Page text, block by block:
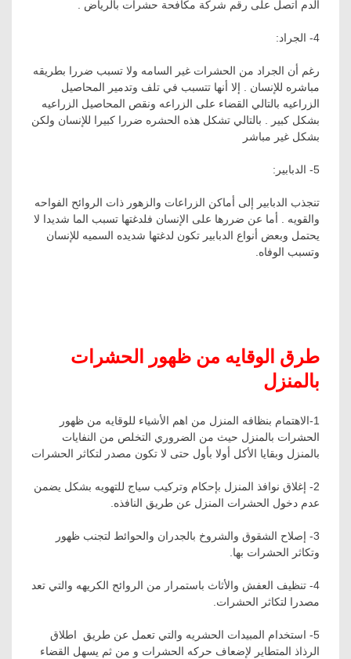
الدم اتصل على رقم شركة مكافحة حشرات بالرياض .
4- الجراد:
رغم أن الجراد من الحشرات غير السامه ولا تسبب ضررا بطريقه
مباشره للإنسان
إلا أنها تتسبب في تلف وتدمير المحاصيل
الزراعيه بالتالي القضاء على الزراعه ونقص المحاصيل الزراعيه
بشكل كبير
بالتالي تشكل هذه الحشره ضررا كبيرا للإنسان ولكن
بشكل غير مباشر
5- الدبابير:
تنجذب الدبابير إلى أماكن الزراعات والزهور ذات الروائح الفواحه
والقويه
أما عن ضررها على الإنسان فلدغتها تسبب الما شديدا لا
يحتمل وبعض أنواع الدبابير تكون لدغتها شديده السميه للإنسان
وتسبب الوفاه.
طرق الوقايه من ظهور الحشرات
بالمنزل
1-الاهتمام بنظافه المنزل من اهم الأشياء للوقايه من ظهور
الحشرات بالمنزل حيث من الضروري التخلص من النفايات
بالمنزل وبقايا الأكل أولا بأول حتى لا تكون مصدر لتكاثر الحشرات
2- إغلاق نوافذ المنزل بإحكام وتركيب سياج للتهويه بشكل يضمن
عدم دخول الحشرات المنزل عن طريق النافذه.
3- إصلاح الشقوق والشروخ بالجدران والحوائط لتجنب ظهور
وتكاثر الحشرات بها.
4- تنظيف العفش والأثاث باستمرار من الروائح الكريهه والتي تعد
مصدرا لتكاثر الحشرات.
5- استخدام المبيدات الحشريه والتي تعمل عن طريق اطلاق
الرذاذ المتطاير لإضعاف حركه الحشرات و من ثم يسهل القضاء